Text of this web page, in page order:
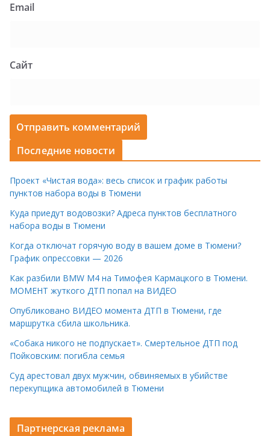
Email
Сайт
Последние новости
Проект «Чистая вода»: весь список и график работы
пунктов набора воды в Тюмени
Куда приедут водовозки? Адреса пунктов бесплатного
набора воды в Тюмени
Когда отключат горячую воду в вашем доме в Тюмени?
График опрессовки — 2026
Как разбили BMW M4 на Тимофея Кармацкого в Тюмени.
МОМЕНТ жуткого ДТП попал на ВИДЕО
Опубликовано ВИДЕО момента ДТП в Тюмени, где
маршрутка сбила школьника.
«Собака никого не подпускает». Смертельное ДТП под
Пойковским: погибла семья
Суд арестовал двух мужчин, обвиняемых в убийстве
перекупщика автомобилей в Тюмени
Партнерская реклама